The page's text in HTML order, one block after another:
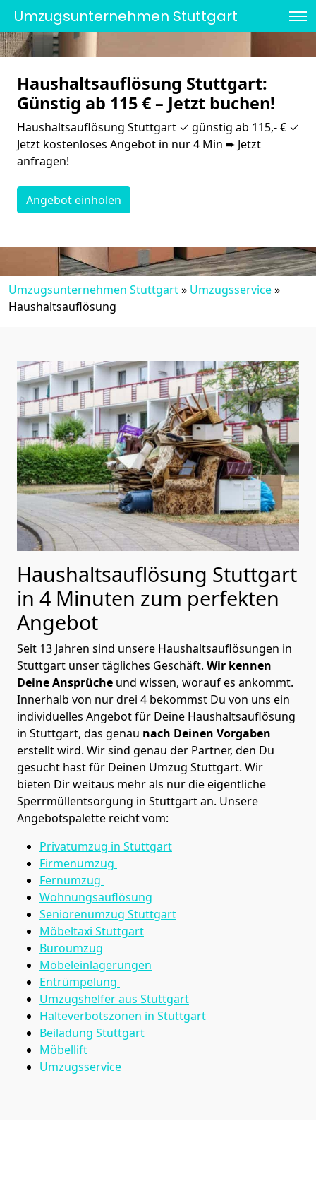
Umzugsunternehmen Stuttgart
Haushaltsauflösung Stuttgart:
Günstig ab 115 € – Jetzt buchen!
Haushaltsauflösung Stuttgart ✓ günstig ab 115,- € ✓
Jetzt kostenloses Angebot in nur 4 Min ➨ Jetzt
anfragen!
Angebot einholen
Umzugsunternehmen Stuttgart» Umzugsservice»
Haushaltsauflösung
Haushaltsauflösung Stuttgart
in 4 Minuten zum perfekten
Angebot
Seit 13 Jahren sind unsere Haushaltsauflösungen in
Stuttgart unser tägliches Geschäft. Wir kennen
Deine Ansprüche und wissen, worauf es ankommt.
Innerhalb von nur drei 4 bekommst Du von uns ein
individuelles Angebot für Deine Haushaltsauflösung
in Stuttgart, das genau nach Deinen Vorgaben
erstellt wird. Wir sind genau der Partner, den Du
gesucht hast für Deinen Umzug Stuttgart. Wir
bieten Dir weitaus mehr als nur die eigentliche
Sperrmüllentsorgung in Stuttgart an. Unsere
Angebotspalette reicht vom:
Privatumzug in Stuttgart
Firmenumzug
Fernumzug
Wohnungsauflösung
Seniorenumzug Stuttgart
Möbeltaxi Stuttgart
Büroumzug
Möbeleinlagerungen
Entrümpelung
Umzugshelfer aus Stuttgart
Halteverbotszonen in Stuttgart
Beiladung Stuttgart
Möbellift
Umzugsservice